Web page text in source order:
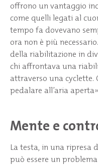
offrono un vantaggio
come quelli legati al
tempo fa dovevano
ora non è più
della riabilitazione in
chi affrontava una
attraverso una cyclette.
pedalare all’aria aperta»
Mente e
La testa, in una ripresa
può essere un